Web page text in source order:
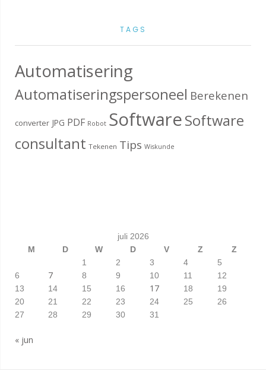
TAGS
Automatisering
Automatiseringspersoneel Berekenen
converter JPG PDF Robot SoftwareSoftware
consultant Tekenen Tips Wiskunde
juli 2026
M
D W D V Z
Z
1
2 3 4
5
6
7 8 9 10 11
12
13
14 15 16 17 18
19
20
21 22 23 24 25
26
27
28 29 30 31
« jun